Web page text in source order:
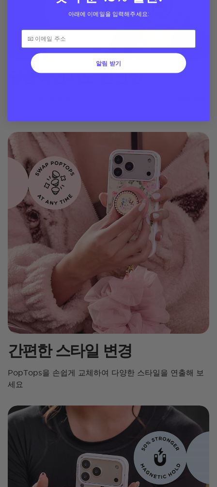
달콤하면서도 안전한
간편한 스타일 변경
PopTops을 손쉽게 교체하여 다양한 스타일을 연출해 보
세요
아래에 이메일을 입력해주세요:
알림 받기